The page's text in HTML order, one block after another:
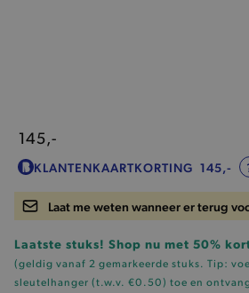
145,-
KLANTENKAARTKORTING 145,-
Laat me weten wanneer er terug
Laatste stuks! Shop nu met 50%
(geldig vanaf 2 gemarkeerde stuks. Tip:
sleutelhanger (t.w.v. €0.50) toe en